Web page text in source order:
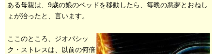
ある母親は、9歳の娘のベッドを移動したら、毎晩の悪夢とおねし
ょが治ったと、言います。
ここのところ、ジオパシッ
ク・ストレスは、以前の何倍